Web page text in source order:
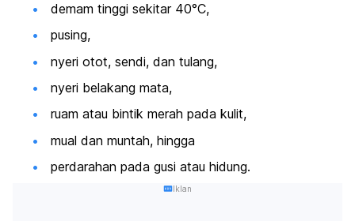
demam tinggi sekitar 40°C,
pusing,
nyeri otot, sendi, dan tulang,
nyeri belakang mata,
ruam atau bintik merah pada kulit,
mual dan muntah, hingga
perdarahan pada gusi atau hidung.
Iklan